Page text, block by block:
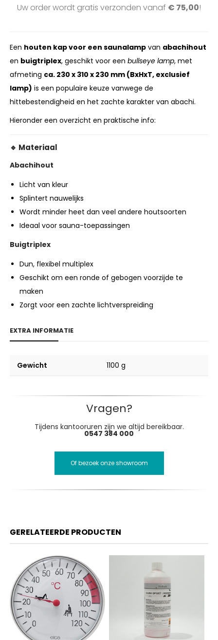
Uw order wordt gratis verzonden vanaf € 75,00!
Een houten kap voor een saunalamp van abachihout
en buigtriplex, geschikt voor een bullseye lamp, met
afmeting ca. 230 x 310 x 230 mm (BxHxT, exclusief
lamp) is een populaire keuze vanwege de
hittebestendigheid en het zachte karakter van abachi.
Hieronder een overzicht en praktische info:
🔹 Materiaal
Abachihout
Licht van kleur
Splintert nauwelijks
Wordt minder heet dan veel andere houtsoorten
Ideaal voor sauna-toepassingen
Buigtriplex
Dun, flexibel multiplex
Geschikt om een ronde of gebogen voorzijde te
maken
Zorgt voor een zachte lichtverspreiding
EXTRA INFORMATIE
Gewicht 1100 g
Vragen?
Tijdens kantooruren zijn we altijd bereikbaar.
0547 384 000
Of bezoek onze showroom
GERELATEERDE PRODUCTEN